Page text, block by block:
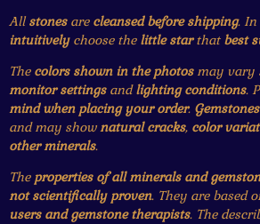
Allstonesare cleansed before shipping. In
intuitivelychoose the little starthat best
The colors shown in the photosmay vary
monitor settingsandlighting conditions.
mind when placing your order. Gemstones
and may shownatural cracks, color
other minerals.
The properties of all minerals and
not scientifically proven. They are based
users and gemstone therapists. The